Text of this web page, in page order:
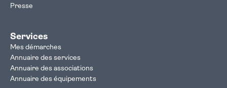
Presse
Services
Mes démarches
Annuaire des services
Annuaire des associations
Annuaire des équipements